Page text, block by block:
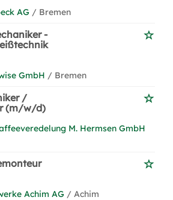
AG / Bremen
-
GmbH / Bremen
/
(m/w/d)
M. Hermsen GmbH
Achim AG / Achim